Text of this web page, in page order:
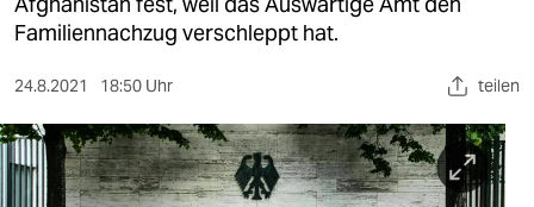
gesellschaft
sport
berlin
Familiennachzug verschleppt hat.
24.8.2021 18:50 Uhr teilen